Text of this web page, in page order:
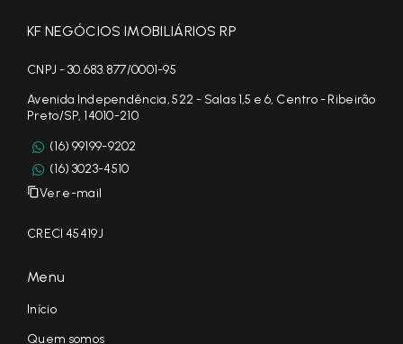
KF NEGÓCIOS IMOBILIÁRIOS RP
CNPJ - 30.683.877/0001-95
Avenida Independência, 522 - Salas 1,5 e 6, Centro - Ribeirão
Preto/SP, 14010-210
(16) 99199-9202
(16) 3023-4510
Ver e-mail
CRECI 45419J
Menu
Início
Quem somos